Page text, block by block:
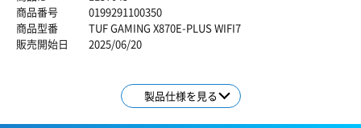
商品番号
0199291100350
商品型番
TUF GAMING X870E-PLUS WIFI7
販売開始日
2025/06/20
製品仕様を見る